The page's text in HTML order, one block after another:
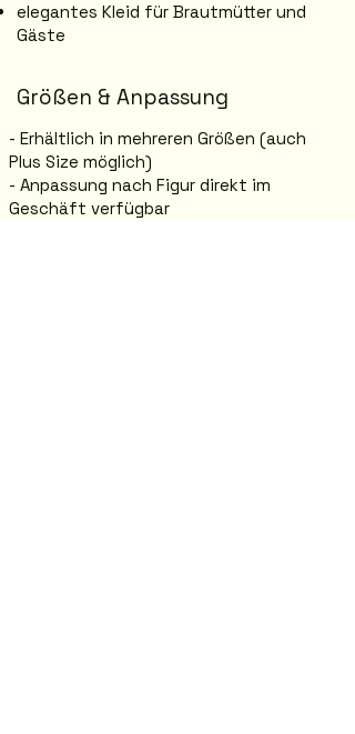
elegantes Kleid für Brautmütter und
Gäste
Größen & Anpassung
- Erhältlich in mehreren Größen (auch
Plus Size möglich)
- Anpassung nach Figur direkt im
Geschäft verfügbar